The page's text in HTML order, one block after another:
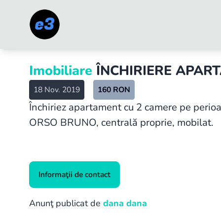
Imobiliare ÎNCHIRIERE
18 Nov. 2019 160 RON
Închiriez apartament cu 2 camere pe
ORSO BRUNO, centrală proprie, mobilat.
Informaţii de contact
Anunţ publicat de dana dana